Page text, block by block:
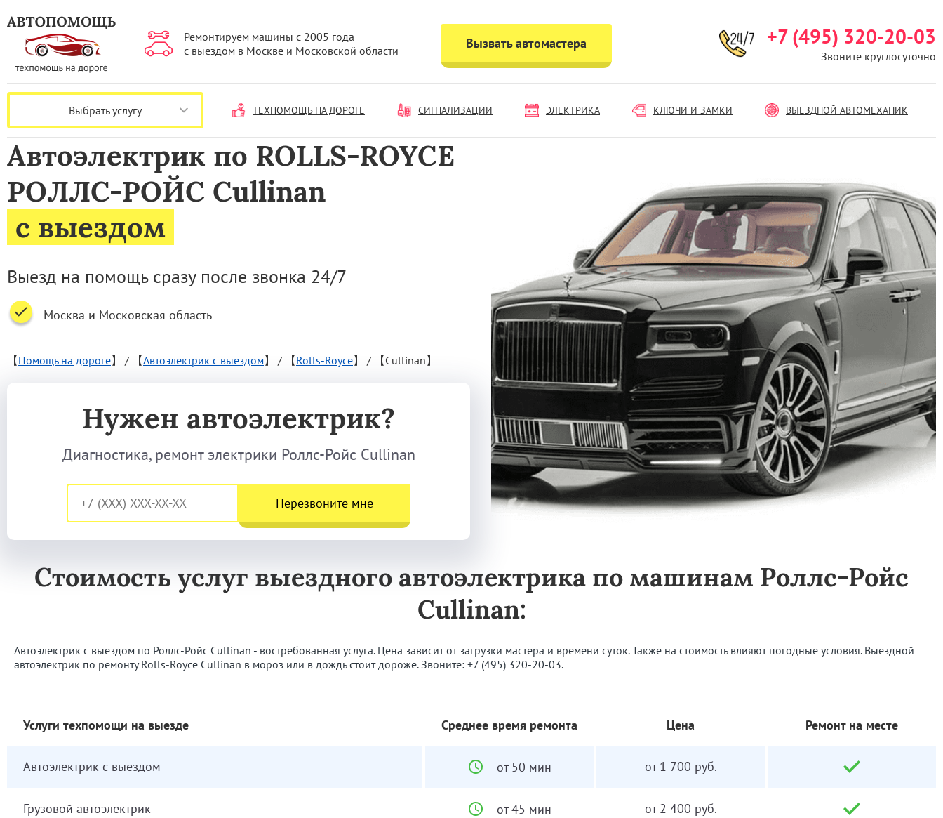
Ремонтируем машины с 2005 года
с выездом в Москве и Московской области
Вызвать автомастера +7 (495) 320-20-03
Звоните круглосуточно
Выбрать услугу ТЕХПОМОЩЬ НА ДОРОГЕ СИГНАЛИЗАЦИИ ЭЛЕКТРИКА КЛЮЧИ И ЗАМКИ ВЫЕЗДНОЙ АВТОМЕХАНИК
Автоэлектрик по ROLLS-ROYCE
РОЛЛС-РОЙС Cullinan
с выездом
Выезд на помощь сразу после звонка 24/7
Москва и Московская область
【Помощь на дороге】 / 【Автоэлектрик с выездом】 / 【Rolls-Royce】 / 【Cullinan】
Нужен автоэлектрик?
Диагностика, ремонт электрики Роллс-Ройс Cullinan
Перезвоните мне
Стоимость услуг выездного автоэлектрика по машинам Роллс-Ройс
Cullinan:
Автоэлектрик с выездом по Роллс-Ройс Cullinan - востребованная услуга. Цена зависит от загрузки мастера и времени суток. Также на стоимость влияют погодные условия. Выездной
автоэлектрик по ремонту Rolls-Royce Cullinan в мороз или в дождь стоит дороже. Звоните: +7 (495) 320-20-03.
Услуги техпомощи на выезде Среднее время ремонта Цена Ремонт на месте
Автоэлектрик с выездом от 50 мин от 1 700 руб.
Грузовой автоэлектрик от 45 мин от 2 400 руб.